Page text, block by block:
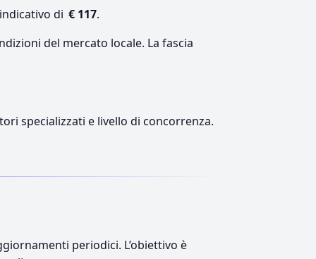
di € 117.
del mercato locale. La fascia
specializzati e livello di concorrenza.
periodici. L’obiettivo è